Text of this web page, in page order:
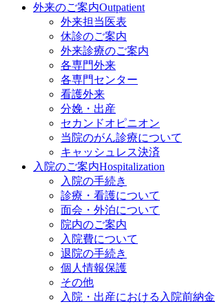
外来のご案内Outpatient
外来担当医表
休診のご案内
外来診療のご案内
各専門外来
各専門センター
看護外来
分娩・出産
セカンドオピニオン
当院のがん診療について
キャッシュレス決済
入院のご案内Hospitalization
入院の手続き
診療・看護について
面会・外泊について
院内のご案内
入院費について
退院の手続き
個人情報保護
その他
入院・出産における入院前納金